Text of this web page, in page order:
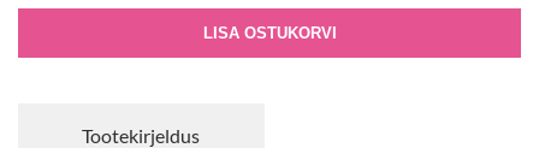
LISA OSTUKORVI
Tootekirjeldus